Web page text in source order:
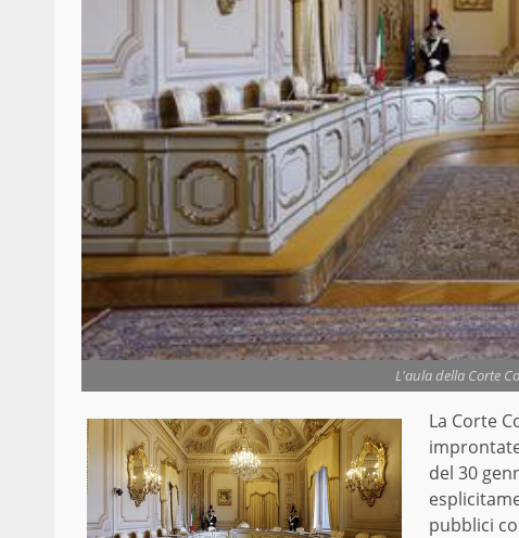
L'aula della Corte
La Corte
del 30
pubblici